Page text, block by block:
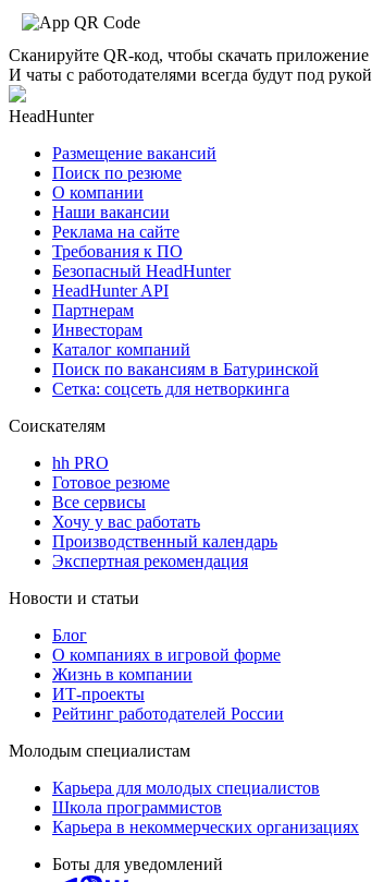
Сканируйте QR-код, чтобы скачать приложение
И чаты с работодателями всегда будут под рукой
HeadHunter
Размещение вакансий
Поиск по резюме
О компании
Наши вакансии
Реклама на сайте
Требования к ПО
Безопасный HeadHunter
HeadHunter API
Партнерам
Инвесторам
Каталог компаний
Поиск по вакансиям в Батуринской
Сетка: соцсеть для нетворкинга
Соискателям
hh PRO
Готовое резюме
Все сервисы
Хочу у вас работать
Производственный календарь
Экспертная рекомендация
Новости и статьи
Блог
О компаниях в игровой форме
Жизнь в компании
ИТ-проекты
Рейтинг работодателей России
Молодым специалистам
Карьера для молодых специалистов
Школа программистов
Карьера в некоммерческих организациях
Боты для уведомлений